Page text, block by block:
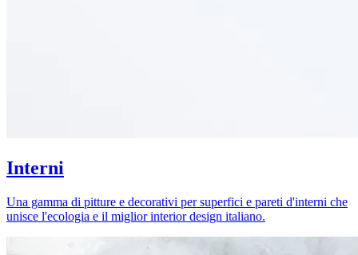
Interni
Una gamma di pitture e decorativi per superfici e pareti d'interni che
unisce l'ecologia e il miglior interior design italiano.